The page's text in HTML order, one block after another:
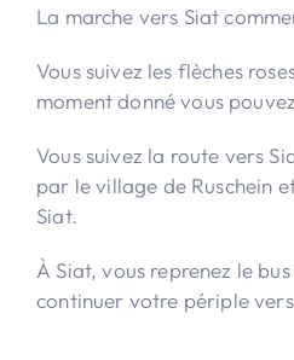
La marche vers Siat
Vous suivez les flèches
moment donné vous
Vous suivez la route vers
par le village de Ruschein
Siat.
À Siat, vous reprenez le
continuer votre périple